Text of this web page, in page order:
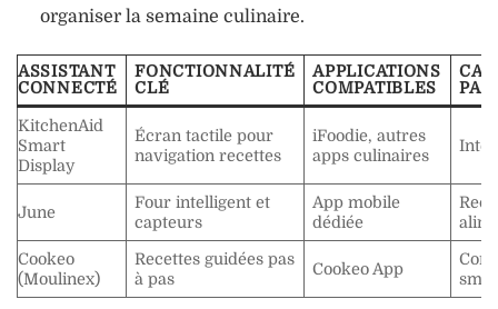
organiser la semaine culinaire.
ASSISTANT
CONNECTÉ
FONCTIONNALITÉ
CLÉ
APPLICATIONS
COMPATIBLES
KitchenAid
Smart
Display
Écran tactile pour
navigation recettes
iFoodie, autres
apps culinaires
June
Four intelligent et
capteurs
App mobile
dédiée
Cookeo
(Moulinex)
Recettes guidées pas
à pas
Cookeo App